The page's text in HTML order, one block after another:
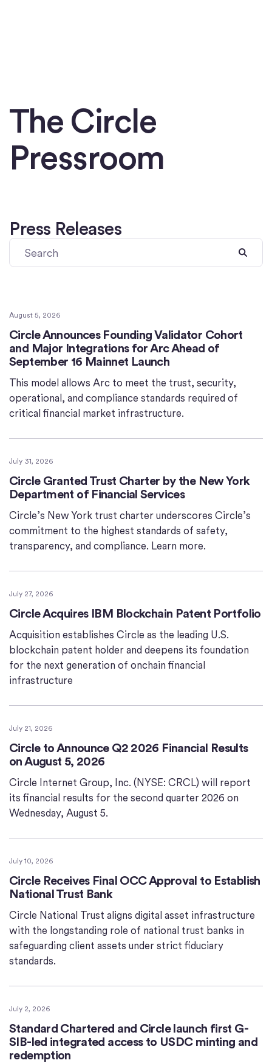
The Circle
Pressroom
Press Releases
August 5, 2026
Circle Announces Founding Validator Cohort
and Major Integrations for Arc Ahead of
September 16 Mainnet Launch
This model allows Arc to meet the trust, security,
operational, and compliance standards required of
critical financial market infrastructure.
July 31, 2026
Circle Granted Trust Charter by the New York
Department of Financial Services
Circle’s New York trust charter underscores Circle’s
commitment to the highest standards of safety,
transparency, and compliance. Learn more.
July 27, 2026
Circle Acquires IBM Blockchain Patent Portfolio
Acquisition establishes Circle as the leading U.S.
blockchain patent holder and deepens its foundation
for the next generation of onchain financial
infrastructure
July 21, 2026
Circle to Announce Q2 2026 Financial Results
on August 5, 2026
Circle Internet Group, Inc. (NYSE: CRCL) will report
its financial results for the second quarter 2026 on
Wednesday, August 5.
July 10, 2026
Circle Receives Final OCC Approval to Establish
National Trust Bank
Circle National Trust aligns digital asset infrastructure
with the longstanding role of national trust banks in
safeguarding client assets under strict fiduciary
standards.
July 2, 2026
Standard Chartered and Circle launch first G-
SIB-led integrated access to USDC minting and
redemption